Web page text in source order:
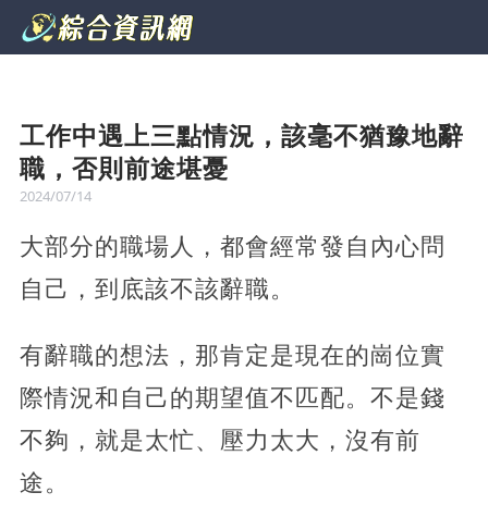
工作中遇上三點情況，該毫不猶豫地辭
職，否則前途堪憂
2024/07/14
大部分的職場人，都會經常發自內心問
自己，到底該不該辭職。
有辭職的想法，那肯定是現在的崗位實
際情況和自己的期望值不匹配。不是錢
不夠，就是太忙、壓力太大，沒有前
途。